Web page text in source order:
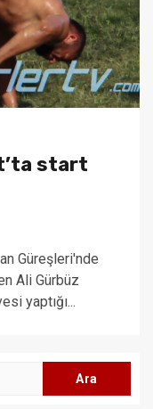
start
Güreşleri'nde
Ali Gürbüz
yaptığı...